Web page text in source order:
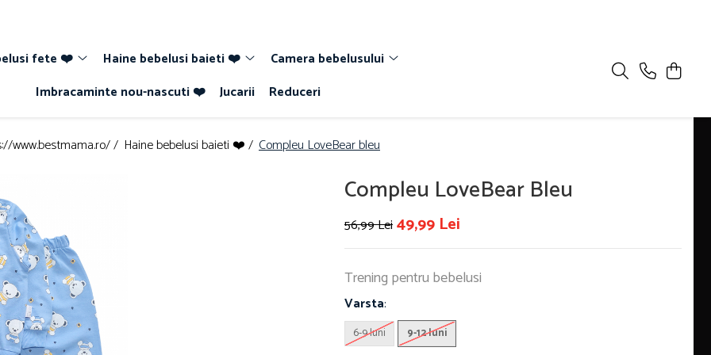
fete ❤️ Haine bebelusi baieti ❤️
Camera bebelusului
Imbracaminte nou-nascuti ❤️
Jucarii Reduceri
www.bestmama.ro/ / Haine bebelusi baieti ❤️ / Compleu LoveBear bleu
Compleu LoveBear Bleu
56,99 Lei49,99 Lei
Trening pentru bebelusi
Varsta:
6-9 luni 9-12 luni